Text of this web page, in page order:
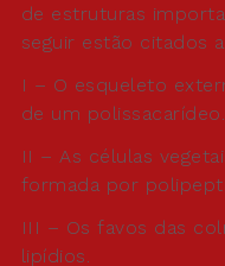
de estruturas
seguir estão citados
I – O esqueleto
de um polissacarídeo.
II – As células
formada por
III – Os favos das
lipídios.